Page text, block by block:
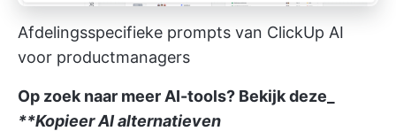
Afdelingsspecifieke prompts van ClickUp AI
voor productmanagers
Op zoek naar meer AI-tools? Bekijk deze_
**Kopieer AI alternatieven